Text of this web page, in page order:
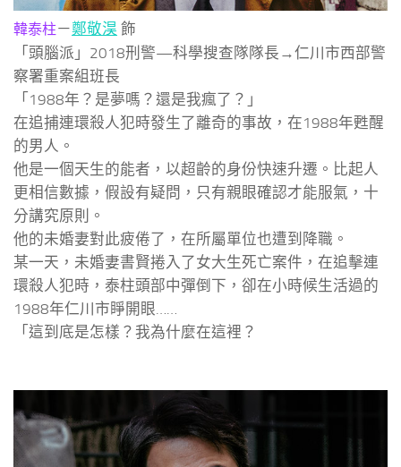
韓泰柱－鄭敬淏 飾
「頭腦派」2018刑警—科學搜查隊隊長→仁川市西部警
察署重案組班長
「1988年？是夢嗎？還是我瘋了？」
在追捕連環殺人犯時發生了離奇的事故，在1988年甦醒
的男人。
他是一個天生的能者，以超齡的身份快速升遷。比起人
更相信數據，假設有疑問，只有親眼確認才能服氣，十
分講究原則。
他的未婚妻對此疲倦了，在所屬單位也遭到降職。
某一天，未婚妻書賢捲入了女大生死亡案件，在追擊連
環殺人犯時，泰柱頭部中彈倒下，卻在小時候生活過的
1988年仁川市睜開眼……
「這到底是怎樣？我為什麼在這裡？